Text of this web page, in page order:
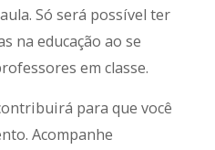
Só será possível ter
na educação ao se
em classe.
para que você
Acompanhe